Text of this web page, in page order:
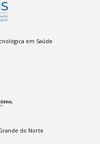
em Saúde
do Norte